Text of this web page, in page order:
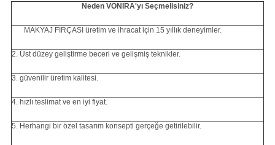
Neden VONIRA'yı Seçmelisiniz?
MAKYAJ FIRÇASI üretim ve ihracat için 15 yıllık deneyimler.
2. Üst düzey geliştirme beceri ve gelişmiş teknikler.
3. güvenilir üretim kalitesi.
4. hızlı teslimat ve en iyi fiyat.
5. Herhangi bir özel tasarım konsepti gerçeğe getirilebilir.